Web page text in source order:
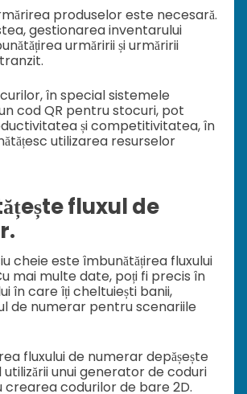
produselor este necesară.
gestionarea inventarului
urmăririi și urmăririi
în special sistemele
cod QR pentru stocuri, pot
și competitivitatea, în
utilizarea resurselor
fluxul de
cheie este îmbunătățirea fluxului
mai multe date, poți fi precis în
în care îți cheltuiești banii,
de numerar pentru scenariile
fluxului de numerar depășește
unui generator de coduri
crearea codurilor de bare 2D.